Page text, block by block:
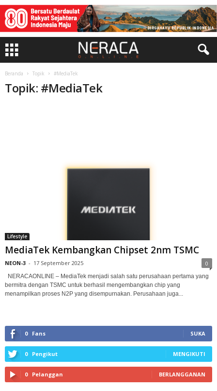
Beranda Topik #MediaTek
Topik: #MediaTek
Lifestyle
MediaTek Kembangkan Chipset 2nm TSMC
NEON-3 - 17 September 2025 0
NERACAONLINE – MediaTek menjadi salah satu perusahaan pertama yang
bermitra dengan TSMC untuk berhasil mengembangkan chip yang
menampilkan proses N2P yang disempurnakan. Perusahaan juga...
0 Fans SUKA
0 Pengikut MENGIKUTI
0 Pelanggan BERLANGGANAN